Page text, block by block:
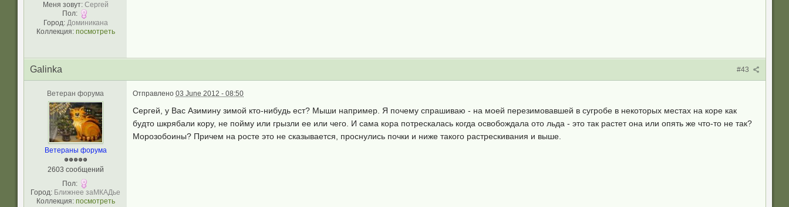
Меня зовут: Сергей
Пол:
Город: Доминикана
Коллекция: посмотреть
#43
Galinka
Ветеран форума
Ветераны форума
2603 сообщений
Пол:
Город: Ближнее заМКАДье
Коллекция: посмотреть
Отправлено 03 June 2012 - 08:50
Сергей, у Вас Азимину зимой кто-нибудь ест? Мыши например. Я почему спрашиваю - на моей перезимовавшей в сугробе в некоторых местах на коре как
будто шкрябали кору, не пойму или грызли ее или чего. И сама кора потрескалась когда освобождала ото льда - это так растет она или опять же что-то не так?
Морозобоины? Причем на росте это не сказывается, проснулись почки и ниже такого растрескивания и выше.